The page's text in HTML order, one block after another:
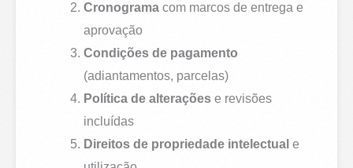
Cronograma com marcos de entrega e
aprovação
Condições de pagamento
(adiantamentos, parcelas)
Política de alterações e revisões
incluídas
Direitos de propriedade intelectual e